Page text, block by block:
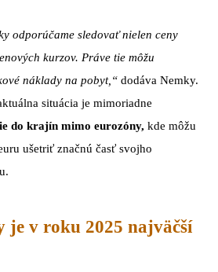
odporúčame sledovať nielen ceny
kurzov. Práve tie môžu
náklady na pobyt,“ dodáva Nemky.
situácia je mimoriadne
do krajín mimo eurozóny, kde môžu
ušetriť značnú časť svojho
v roku 2025 najväčší